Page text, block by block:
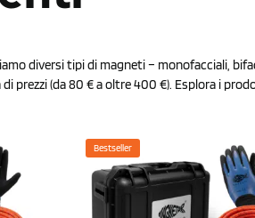
diversi tipi di magneti – monofacciali,
prezzi (da 80 € a oltre 400 €). Esplora i
Bestseller